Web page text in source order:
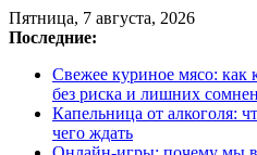
Пятница, 7 августа, 2026
Последние:
Свежее куриное мясо: как
без риска и лишних
Капельница от алкоголя:
чего ждать